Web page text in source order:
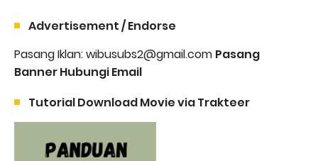
Advertisement / Endorse
Pasang Iklan: wibusubs2@gmail.com Pasang
Banner Hubungi Email
Tutorial Download Movie via Trakteer